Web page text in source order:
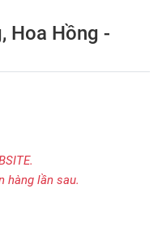
Hoa Hồng -
hàng lần sau.